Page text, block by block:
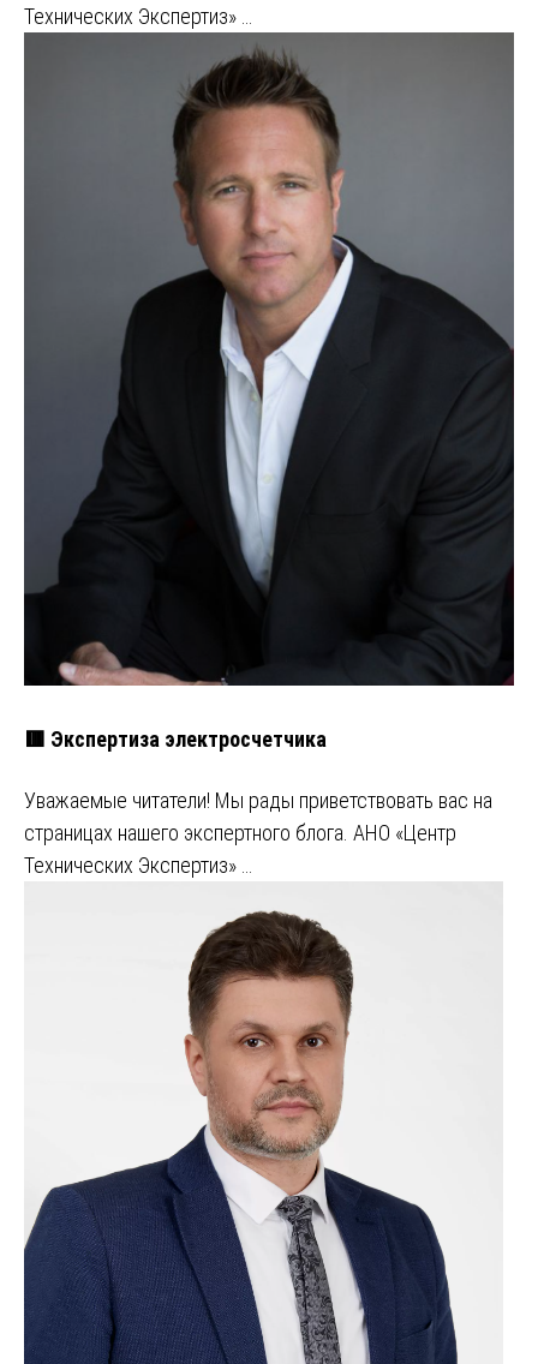
Технических Экспертиз» …
🟥 Экспертиза электросчетчика
Уважаемые читатели! Мы рады приветствовать вас на
страницах нашего экспертного блога. АНО «Центр
Технических Экспертиз» …